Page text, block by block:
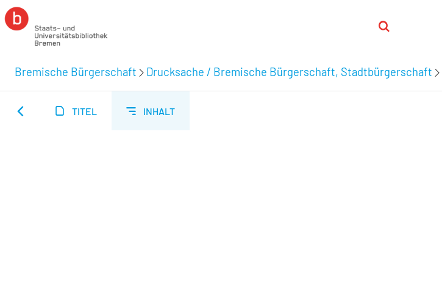
Bremische Bürgerschaft Drucksache / Bremische Bürgerschaft, Stadtbürgerschaft
TITEL INHALT